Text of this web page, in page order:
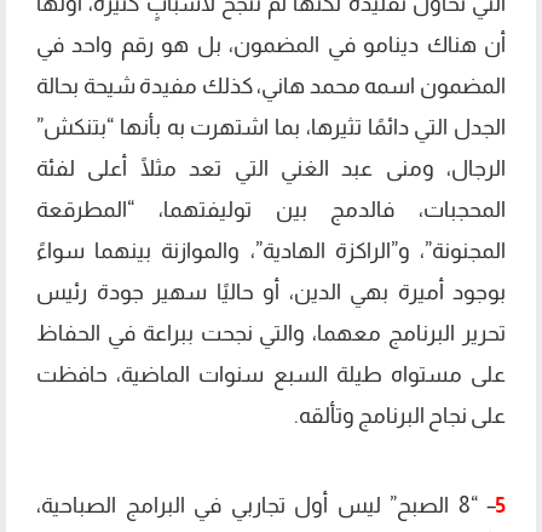
أن هناك دينامو في المضمون، بل هو رقم واحد في
المضمون اسمه محمد هاني، كذلك مفيدة شيحة بحالة
الجدل التي دائمًا تثيرها، بما اشتهرت به بأنها “بتنكش”
الرجال، ومنى عبد الغني التي تعد مثلًا أعلى لفئة
المحجبات، فالدمج بين توليفتهما، “المطرقعة
المجنونة”، و”الراكزة الهادية”، والموازنة بينهما سواءً
بوجود أميرة بهي الدين، أو حاليًا سهير جودة رئيس
تحرير البرنامج معهما، والتي نجحت ببراعة في الحفاظ
على مستواه طيلة السبع سنوات الماضية، حافظت
على نجاح البرنامج وتألقه.
5
– “8 الصبح” ليس أول تجاربي في البرامج الصباحية،